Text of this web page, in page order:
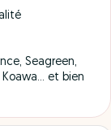
Seagreen,
Koawa… et bien